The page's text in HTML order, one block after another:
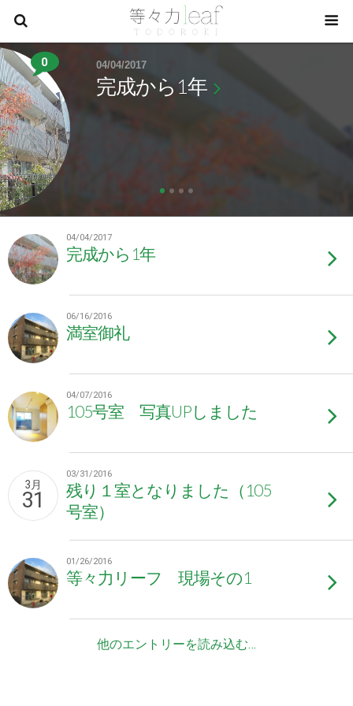
0 04/04/2017
完成から1年
04/04/2017
完成から1年
06/16/2016
満室御礼
04/07/2016
105号室 写真UPしました
3月
31
03/31/2016
残り１室となりました（105
号室）
01/26/2016
等々力リーフ 現場その1
他のエントリーを読み込む…